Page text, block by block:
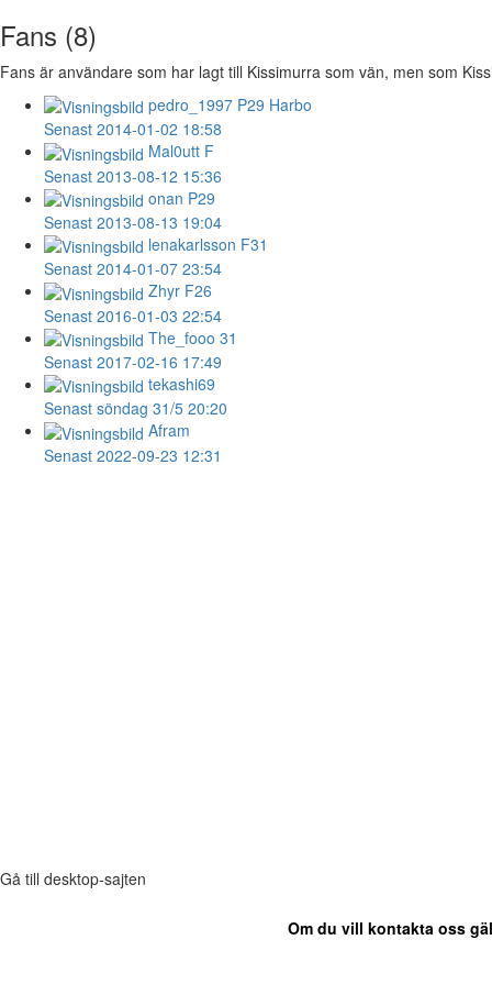
Fans (8)
Fans är användare som har lagt till Kissimurra som vän, men som
pedro_1997 P29 Harbo
Senast 2014-01-02 18:58
Mal0utt F
Senast 2013-08-12 15:36
onan P29
Senast 2013-08-13 19:04
lenakarlsson F31
Senast 2014-01-07 23:54
Zhyr F26
Senast 2016-01-03 22:54
The_fooo 31
Senast 2017-02-16 17:49
tekashi69
Senast söndag 31/5 20:20
Afram
Senast 2022-09-23 12:31
Gå till desktop-sajten
Om du vill kontakta oss